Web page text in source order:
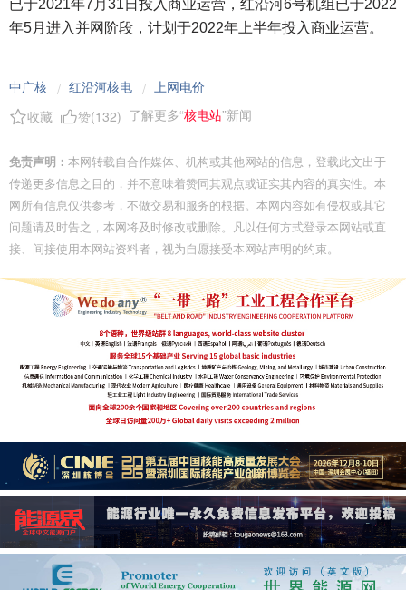
已于2021年7月31日投入商业运营，红沿河6号机组已于2022
年5月进入并网阶段，计划于2022年上半年投入商业运营。
中广核 / 红沿河核电 / 上网电价
收藏
赞(132) 了解更多“核电站”新闻
免责声明： 本网转载自合作媒体、机构或其他网站的信息，登载此文出于
传递更多信息之目的，并不意味着赞同其观点或证实其内容的真实性。本
网所有信息仅供参考，不做交易和服务的根据。本网内容如有侵权或其它
问题请及时告之，本网将及时修改或删除。凡以任何方式登录本网站或直
接、间接使用本网站资料者，视为自愿接受本网站声明的约束。